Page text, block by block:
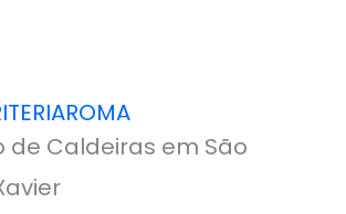
de Caldeiras em São